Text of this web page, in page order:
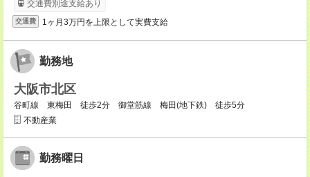
交通費別途支給あり
交通費 1ヶ月3万円を上限として実費支給
勤務地
大阪市北区
谷町線 東梅田 徒歩2分 御堂筋線 梅田(地下鉄) 徒歩5分
不動産業
勤務曜日